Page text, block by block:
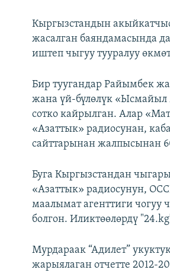
Кыргызстандын
жасалган баяндамасында
иштеп чыгуу тууралуу
Бир туугандар Райымбек
жана үй-бүлөлүк
сотко кайрылган. Алар
«Азаттык» радиосунан,
сайттарынан жалпысынан
Буга Кыргызстандан
«Азаттык» радиосунун,
маалымат агенттиги чогуу
болгон. Иликтөөлөрдү
Мурдараак “Адилет”
жарыялаган отчетте 2012-